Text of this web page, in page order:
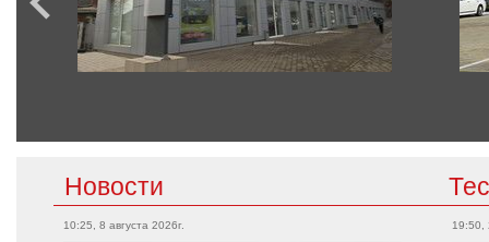
Новости
10:25, 8 августа 2026г. 19:50,